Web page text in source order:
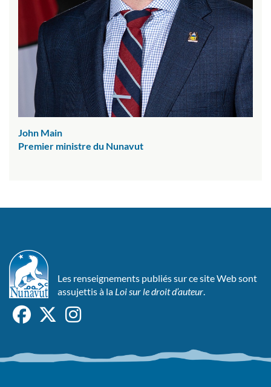
John Main
Premier ministre du Nunavut
Les renseignements publiés sur ce site Web sont
assujettis à la Loi sur le droit d’auteur.